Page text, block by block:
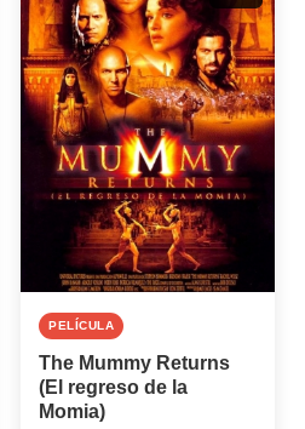
PELÍCULA
The Mummy Returns
(El regreso de la
Momia)